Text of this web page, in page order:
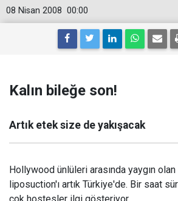
00:00
08 Nisan 2008
Kalın bileğe son!
Artık etek size de yakışacak
Hollywood ünlüleri arasında yaygın
liposuction'ı artık Türkiye'de. Bir saat